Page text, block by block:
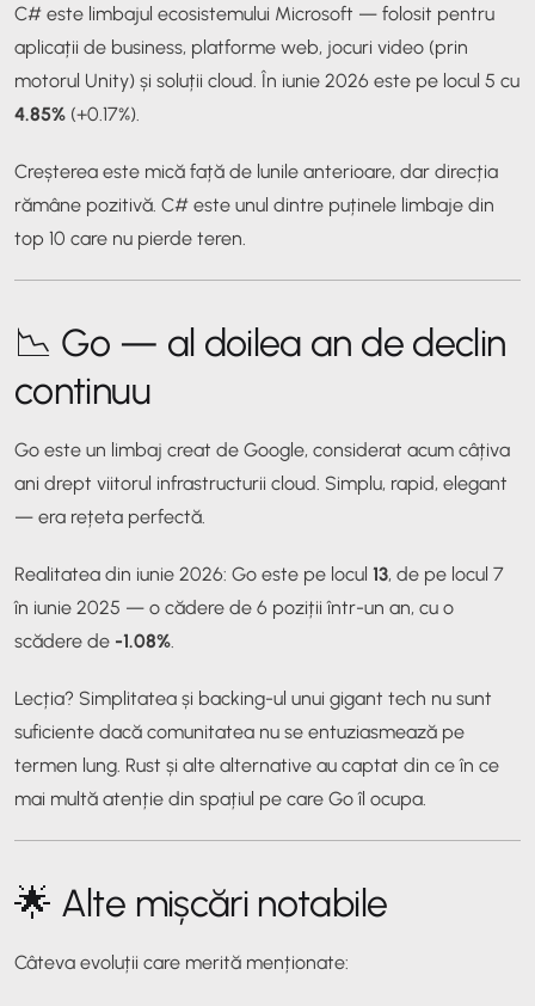
C# este limbajul ecosistemului Microsoft — folosit pentru
aplicații de business, platforme web, jocuri video (prin
motorul Unity) și soluții cloud. În iunie 2026 este pe locul 5 cu
4.85% (+0.17%).
Creșterea este mică față de lunile anterioare, dar direcția
rămâne pozitivă. C# este unul dintre puținele limbaje din
top 10 care nu pierde teren.
📉 Go — al doilea an de declin
continuu
Go este un limbaj creat de Google, considerat acum câțiva
ani drept viitorul infrastructurii cloud. Simplu, rapid, elegant
— era rețeta perfectă.
Realitatea din iunie 2026: Go este pe locul 13, de pe locul 7
în iunie 2025 — o cădere de 6 poziții într-un an, cu o
scădere de -1.08%
Lecția? Simplitatea și backing-ul unui gigant tech nu sunt
suficiente dacă comunitatea nu se entuziasmează pe
termen lung. Rust și alte alternative au captat din ce în ce
mai multă atenție din spațiul pe care Go îl ocupa.
🌟 Alte mișcări notabile
Câteva evoluții care merită menționate: